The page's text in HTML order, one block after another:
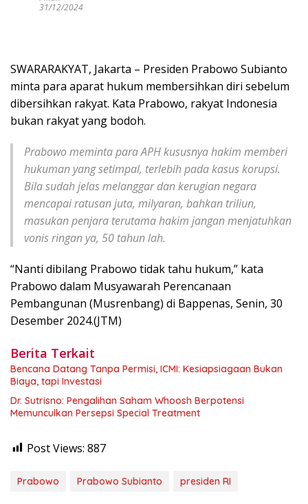
31/12/2024
SWARARAKYAT, Jakarta – Presiden Prabowo Subianto
minta para aparat hukum membersihkan diri sebelum
dibersihkan rakyat. Kata Prabowo, rakyat Indonesia
bukan rakyat yang bodoh.
Prabowo meminta para APH kususnya hakim memberi
hukuman yang setimpal, terlebih pada kasus korupsi.
Bila sudah jelas melanggar dan kerugian negara
mencapai ratusan juta, milyaran, bahkan triliun,
masukan penjara terutama hakim jangan menjatuhkan
vonis ringan ya, 50 tahun lah.
“Nanti dibilang Prabowo tidak tahu hukum,” kata
Prabowo dalam Musyawarah Perencanaan
Pembangunan (Musrenbang) di Bappenas, Senin, 30
Desember 2024.(JTM)
Berita Terkait
Bencana Datang Tanpa Permisi, ICMI: Kesiapsiagaan Bukan
Biaya, tapi Investasi
Dr. Sutrisno: Pengalihan Saham Whoosh Berpotensi
Memunculkan Persepsi Special Treatment
Post Views: 887
Prabowo Prabowo Subianto presiden RI